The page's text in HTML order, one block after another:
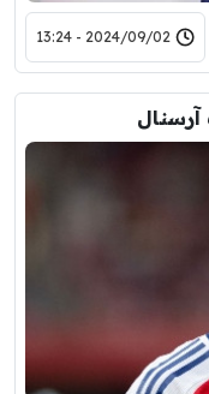
2024/09/02 - 13:24
آرسنال